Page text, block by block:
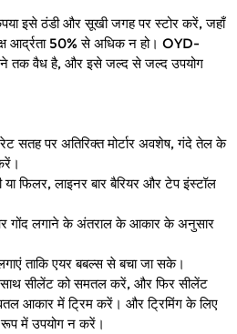
इसे ठंडी और सूखी जगह पर स्टोर करें, जहाँ
आर्द्रता 50% से अधिक न हो। OYD-
तक वैध है, और इसे जल्द से जल्द उपयोग
सतह पर अतिरिक्त मोर्टार अवशेष, गंदे तेल के
या फिलर, लाइनर बार बैरियर और टेप इंस्टॉल
गोंद लगाने के अंतराल के आकार के अनुसार
ताकि एयर बबल्स से बचा जा सके।
सीलेंट को समतल करें, और फिर सीलेंट
आकार में ट्रिम करें। और ट्रिमिंग के लिए
रूप में उपयोग न करें।